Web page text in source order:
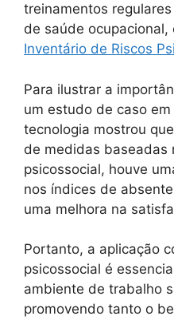
treinamentos
de saúde
Inventário de Riscos
Para ilustrar a
um estudo de caso
tecnologia mostrou
de medidas baseadas
psicossocial, houve
nos índices de
uma melhora na
Portanto, a aplicação
psicossocial é
ambiente de trabalho
promovendo tanto o